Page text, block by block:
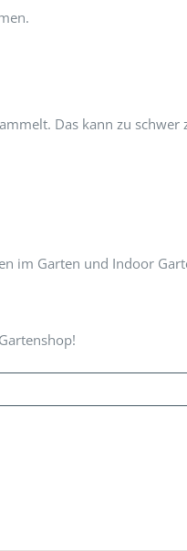
Das kann zu schwer
im Garten und Indoor